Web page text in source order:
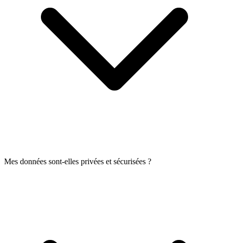
Mes données sont-elles privées et sécurisées ?